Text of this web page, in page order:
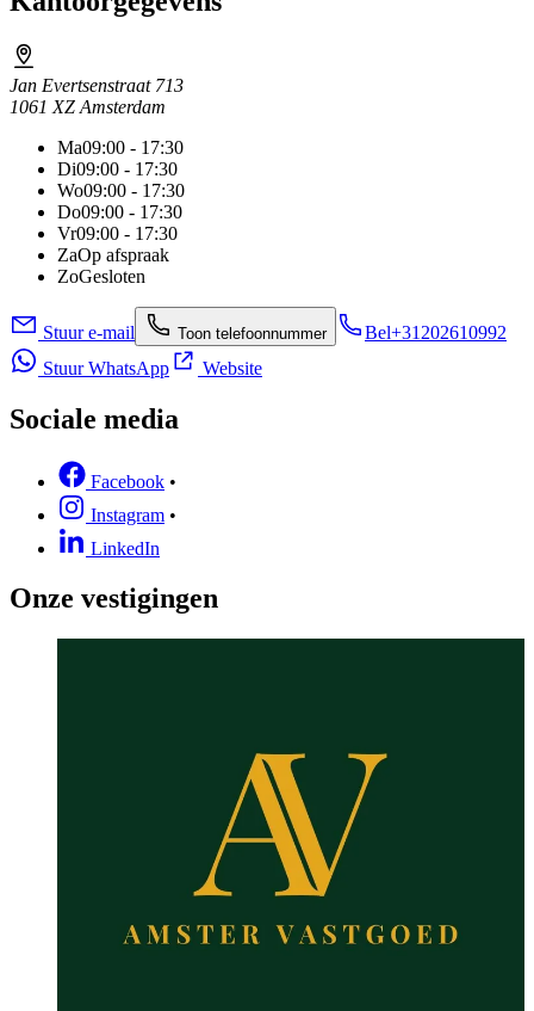
Jan Evertsenstraat 713
1061 XZ Amsterdam
Ma09:00 - 17:30
Di09:00 - 17:30
Wo09:00 - 17:30
Do09:00 - 17:30
Vr09:00 - 17:30
ZaOp afspraak
ZoGesloten
Stuur e-mail Toon telefoonnummer Bel+31202610992
Stuur WhatsApp
Website
Sociale media
Facebook •
Instagram •
LinkedIn
Onze vestigingen